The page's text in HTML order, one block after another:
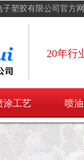
塑胶有限公司官方网
20年行
涂工艺 喷